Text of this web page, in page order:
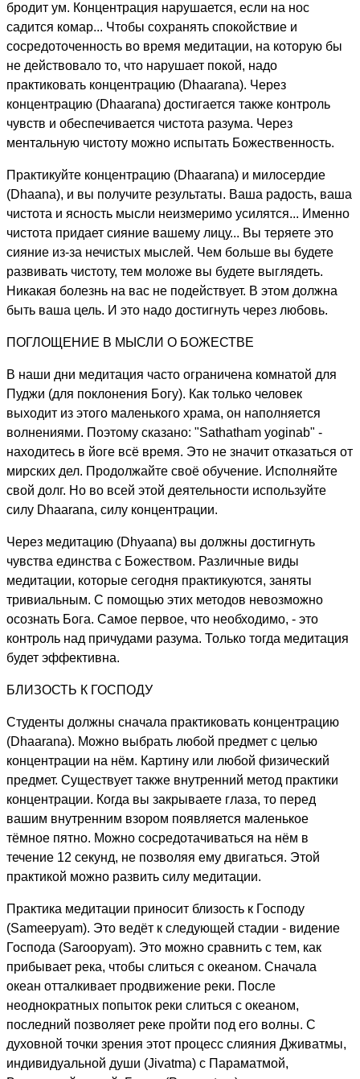
бродит ум. Концентрация нарушается, если на нос
садится комар... Чтобы сохранять спокойствие и
сосредоточенность во время медитации, на которую бы
не действовало то, что нарушает покой, надо
практиковать концентрацию (Dhaarana). Через
концентрацию (Dhааrаnа) достигается также контроль
чувств и обеспечивается чистота разума. Через
ментальную чистоту можно испытать Божественность.
Практикуйте концентрацию (Dhaarana) и милосердие
(Dhaana), и вы получите результаты. Ваша радость, ваша
чистота и ясность мысли неизмеримо усилятся... Именно
чистота придает сияние вашему лицу... Вы теряете это
сияние из-за нечистых мыслей. Чем больше вы будете
развивать чистоту, тем моложе вы будете выглядеть.
Никакая болезнь на вас не подействует. В этом должна
быть ваша цель. И это надо достигнуть через любовь.
ПОГЛОЩЕНИЕ В МЫСЛИ О БОЖЕСТВЕ
В наши дни медитация часто ограничена комнатой для
Пуджи (для поклонения Богу). Как только человек
выходит из этого маленького храма, он наполняется
волнениями. Поэтому сказано: "Sathatham yoginab" -
находитесь в йоге всё время. Это не значит отказаться от
мирских дел. Продолжайте своё обучение. Исполняйте
свой долг. Но во всей этой деятельности используйте
силу Dhaarana, силу концентрации.
Через медитацию (Dhyaana) вы должны достигнуть
чувства единства с Божеством. Различные виды
медитации, которые сегодня практикуются, заняты
тривиальным. С помощью этих методов невозможно
осознать Бога. Самое первое, что необходимо, - это
контроль над причудами разума. Только тогда медитация
будет эффективна.
БЛИЗОСТЬ К ГОСПОДУ
Студенты должны сначала практиковать концентрацию
(Dhaarana). Можно выбрать любой предмет с целью
концентрации на нём. Картину или любой физический
предмет. Существует также внутренний метод практики
концентрации. Когда вы закрываете глаза, то перед
вашим внутренним взором появляется маленькое
тёмное пятно. Можно сосредотачиваться на нём в
течение 12 секунд, не позволяя ему двигаться. Этой
практикой можно развить силу медитации.
Практика медитации приносит близость к Господу
(Sameepyam). Это ведёт к следующей стадии - видение
Господа (Saroopyam). Это можно сравнить с тем, как
прибывает река, чтобы слиться с океаном. Сначала
океан отталкивает продвижение реки. После
неоднократных попыток реки слиться с океаном,
последний позволяет реке пройти под его волны. С
духовной точки зрения этот процесс слияния Дживатмы,
индивидуальной души (Jivatma) с Параматмой,